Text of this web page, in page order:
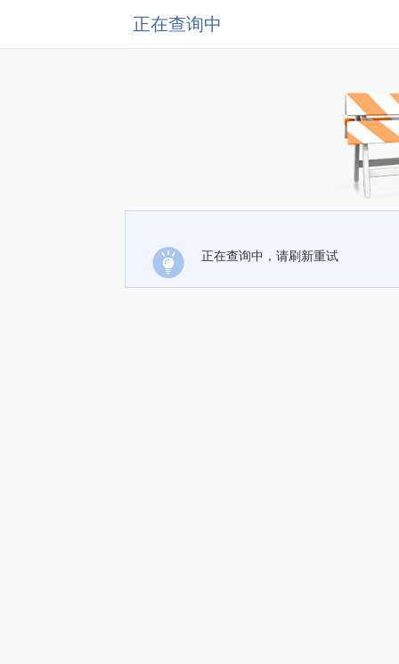
正在查询中
正在查询中，请刷新重试